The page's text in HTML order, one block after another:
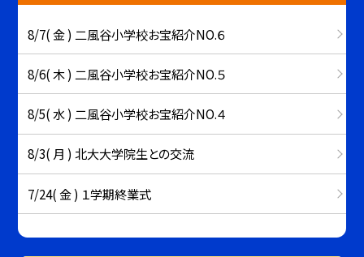
8/7( 金 ) 二風谷小学校お宝紹介NO.６
8/6( 木 ) 二風谷小学校お宝紹介NO.５
8/5( 水 ) 二風谷小学校お宝紹介NO.４
8/3( 月 ) 北大大学院生との交流
7/24( 金 ) １学期終業式